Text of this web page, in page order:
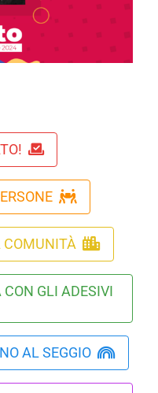
COMUNITÀ
GLI ADESIVI
AL SEGGIO